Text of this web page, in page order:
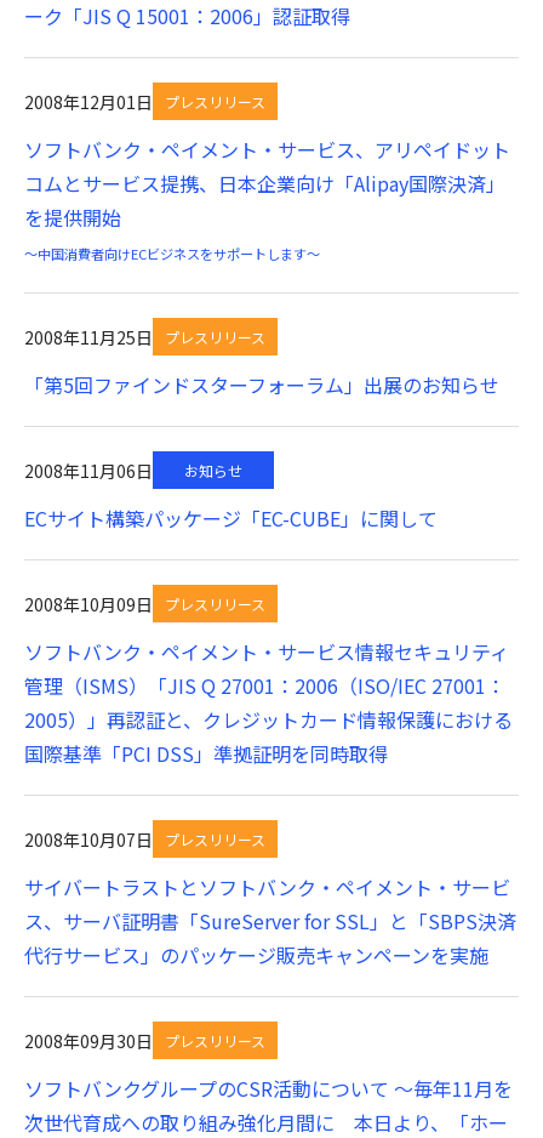
ーク「JIS Q 15001：2006」認証取得
2008年12月01日 プレスリリース
ソフトバンク・ペイメント・サービス、アリペイドット
コムとサービス提携、日本企業向け「Alipay国際決済」
を提供開始
～中国消費者向けECビジネスをサポートします～
2008年11月25日 プレスリリース
「第5回ファインドスターフォーラム」出展のお知らせ
2008年11月06日 お知らせ
ECサイト構築パッケージ「EC-CUBE」に関して
2008年10月09日 プレスリリース
ソフトバンク・ペイメント・サービス情報セキュリティ
管理（ISMS）「JIS Q 27001：2006（ISO/IEC 27001：
2005）」再認証と、クレジットカード情報保護における
国際基準「PCI DSS」準拠証明を同時取得
2008年10月07日 プレスリリース
サイバートラストとソフトバンク・ペイメント・サービ
ス、サーバ証明書「SureServer for SSL」と「SBPS決済
代行サービス」のパッケージ販売キャンペーンを実施
2008年09月30日 プレスリリース
ソフトバンクグループのCSR活動について ～毎年11月を
次世代育成への取り組み強化月間に 本日より、「ホー